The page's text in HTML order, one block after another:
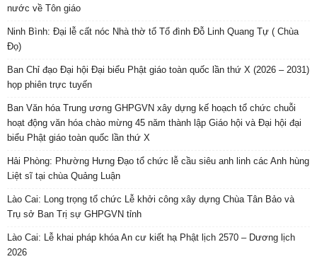
nước về Tôn giáo
Ninh Bình: Đại lễ cất nóc Nhà thờ tổ Tổ đình Đỗ Linh Quang Tự ( Chùa
Đọ)
Ban Chỉ đạo Đại hội Đại biểu Phật giáo toàn quốc lần thứ X (2026 – 2031)
họp phiên trực tuyến
Ban Văn hóa Trung ương GHPGVN xây dựng kế hoạch tổ chức chuỗi
hoạt động văn hóa chào mừng 45 năm thành lập Giáo hội và Đại hội đại
biểu Phật giáo toàn quốc lần thứ X
Hải Phòng: Phường Hưng Đạo tổ chức lễ cầu siêu anh linh các Anh hùng
Liệt sĩ tại chùa Quảng Luận
Lào Cai: Long trọng tổ chức Lễ khởi công xây dựng Chùa Tân Bảo và
Trụ sở Ban Trị sự GHPGVN tỉnh
Lào Cai: Lễ khai pháp khóa An cư kiết hạ Phật lịch 2570 – Dương lịch
2026